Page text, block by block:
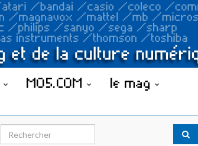
MO5.COM le mag
Search for: